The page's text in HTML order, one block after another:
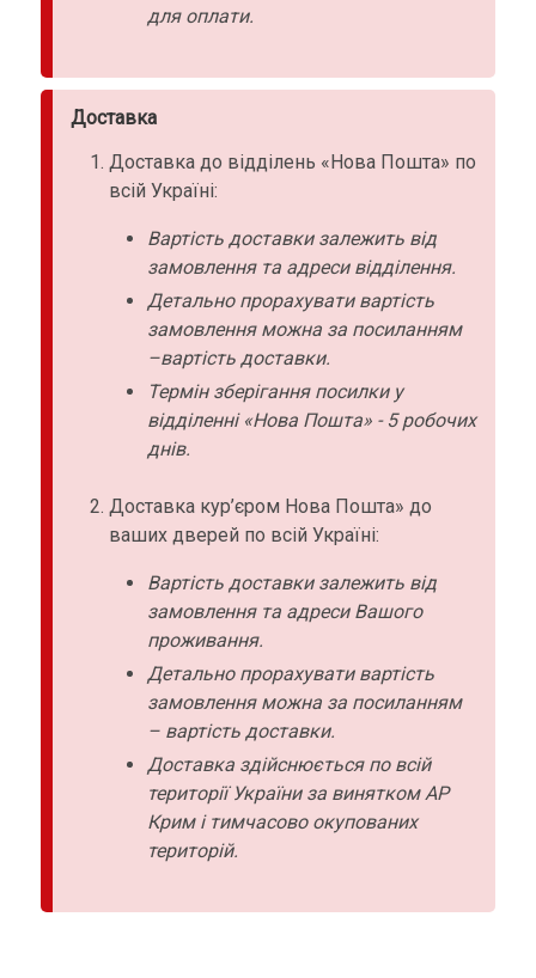
для оплати.
Доставка
Доставка до відділень «Нова Пошта» по
всій Україні:
Вартість доставки залежить від
замовлення та адреси відділення.
Детально прорахувати вартість
замовлення можна за посиланням
–вартість доставки.
Термін зберігання посилки у
відділенні «Нова Пошта» - 5 робочих
днів.
Доставка кур’єром Нова Пошта» до
ваших дверей по всій Україні:
Вартість доставки залежить від
замовлення та адреси Вашого
проживання.
Детально прорахувати вартість
замовлення можна за посиланням
– вартість доставки.
Доставка здійснюється по всій
території України за винятком АР
Крим і тимчасово окупованих
територій.